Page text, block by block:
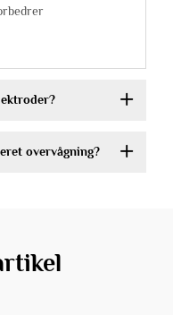
overvågning?